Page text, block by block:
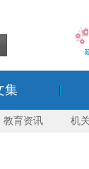
集
教育资讯 机